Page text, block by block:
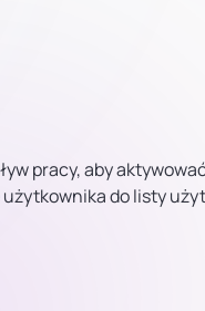
pracy, aby
do listy